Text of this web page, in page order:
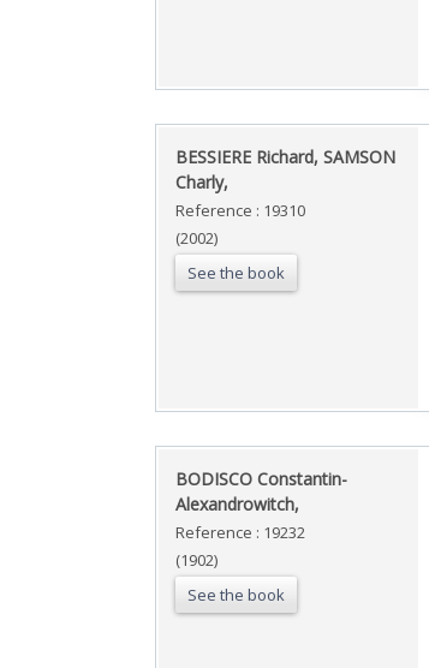
‎BESSIERE Richard, SAMSON
Charly,‎
Reference : 19310
(2002)
See the book
‎BODISCO Constantin-
Alexandrowitch,‎
Reference : 19232
(1902)
See the book